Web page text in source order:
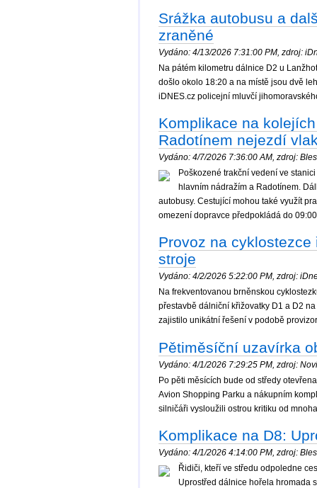
Srážka autobusu a
zraněné
Vydáno: 4/13/2026 7:31:00 PM, zdroj:
Na pátém kilometru dálnice D2 u
došlo okolo 18:20 a na místě jsou dvě
iDNES.cz policejní mluvčí
Komplikace na
Radotínem nejezdí
Vydáno: 4/7/2026 7:36:00 AM, zdroj:
Poškozené trakční vedení ve
hlavním nádražím a Radotínem.
autobusy. Cestující mohou také využít
omezení dopravce předpokládá do
Provoz na
stroje
Vydáno: 4/2/2026 5:22:00 PM, zdroj:
Na frekventovanou brněnskou
přestavbě dálniční křižovatky D1 a D2
zajistilo unikátní řešení v podobě
Pětiměsíční uzavírka
Vydáno: 4/1/2026 7:29:25 PM, zdroj:
Po pěti měsících bude od středy
Avion Shopping Parku a nákupním
silničáři vysloužili ostrou kritiku od
Komplikace na D8:
Vydáno: 4/1/2026 4:14:00 PM, zdroj:
Řidiči, kteří ve středu odpoledne
Uprostřed dálnice hořela hromada